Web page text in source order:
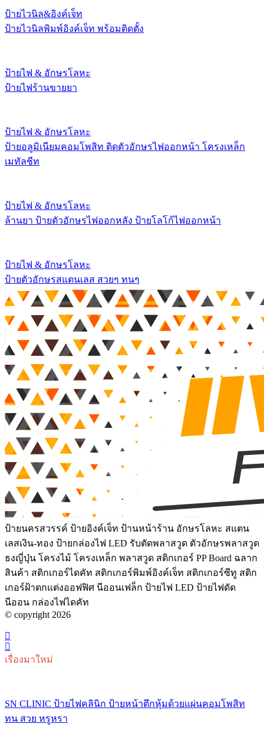
ป้ายไวนิล&อิงค์เจ็ท
ป้ายไวนิลพิมพ์อิงค์เจ็ท พร้อมติดตั้ง
ป้ายไฟ & อักษรโลหะ
ป้ายไฟร้านขายยา
ป้ายไฟ & อักษรโลหะ
ป้ายอลูมิเนียมคอมโพสิท ติดตัวอักษรไฟออกหน้า โครงเหล็ก
เมทัลชีท
ป้ายไฟ & อักษรโลหะ
ล้านยา ป้ายตัวอักษรไฟออกหลัง ป้ายโลโก้ไฟออกหน้า
ป้ายไฟ & อักษรโลหะ
ป้ายตัวอักษรสแตนเลส สวยๆ ทนๆ
ป้ายนครสวรรค์ ป้ายอิงค์เจ็ท ป้านหน้าร้าน อักษรโลหะ สแตน
เลสเงิน-ทอง ป้ายกล่องไฟ LED รับตัดพลาสวูด ตัวอักษรพลาสวูด
ธงญี่ปุ่น โครงไม้ โครงเหล็ก พลาสวูด สติกเกอร์ PP Board ฉลาก
สินค้า สติกเกอร์ไดคัท สติกเกอร์พิมพ์อิงค์เจ็ท สติกเกอร์ซีทู สติก
เกอร์ฝ้าตกแต่งออฟฟิศ นีออนเฟล็ก ป้ายไฟ LED ป้ายไฟดัด
นีออน กล่องไฟไดคัท
© copyright 2026
เรื่องมาใหม่
SN CLINIC ป้ายไฟคลินิก ป้ายหน้าตึกหุ้มด้วยแผ่นคอมโพสิท
ทน สวย หรูหรา